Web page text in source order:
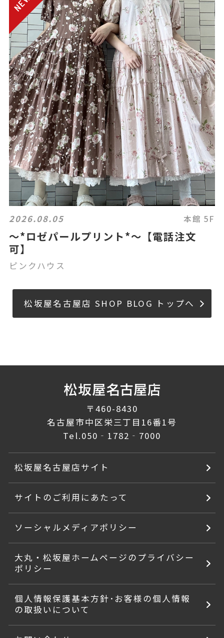
2026.08.05 本館 5F
〜*ロゼパールプリント*〜【電話注文
可】
ピンクハウス
松坂屋名古屋店 SHOP BLOG トップへ
〒460-8430
名古屋市中区栄三丁目16番1号
Tel.050‐1782‐7000
松坂屋名古屋店サイト
サイトのご利用にあたって
ソーシャルメディアポリシー
大丸・松坂屋ホームページのプライバシー
ポリシー
個人情報保護基本方針･お客様の個人情報
の取扱いについて